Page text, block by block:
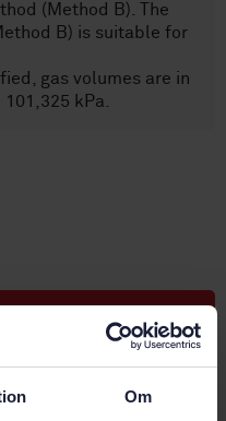
Om
(Method B). The
B) is suitable for
gas volumes are in
kPa.